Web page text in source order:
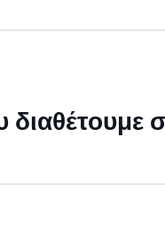
διαθέτουμε